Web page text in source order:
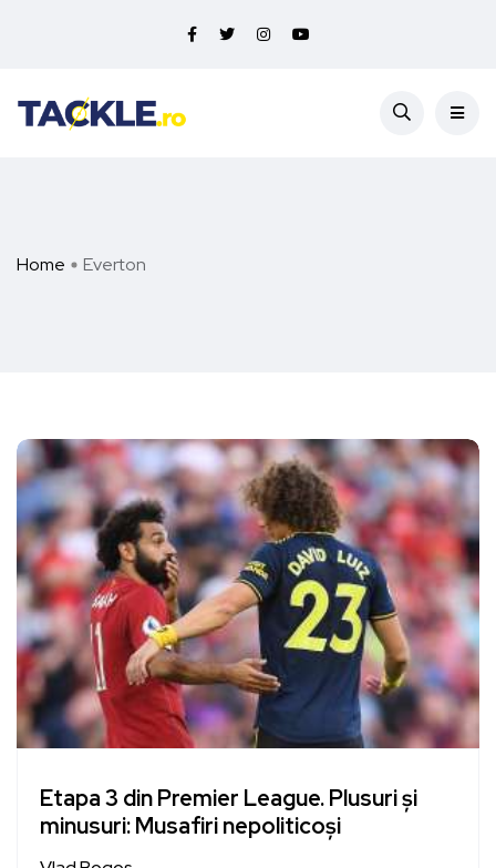
Home Everton
Etapa 3 din Premier League. Plusuri și
minusuri: Musafiri nepoliticoși